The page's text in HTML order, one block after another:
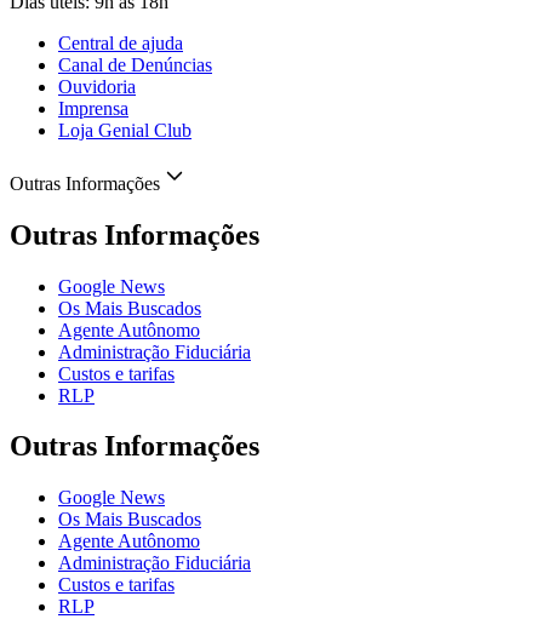
Central de ajuda
Canal de Denúncias
Ouvidoria
Imprensa
Loja Genial Club
Outras Informações
Outras Informações
Google News
Os Mais Buscados
Agente Autônomo
Administração Fiduciária
Custos e tarifas
RLP
Outras Informações
Google News
Os Mais Buscados
Agente Autônomo
Administração Fiduciária
Custos e tarifas
RLP